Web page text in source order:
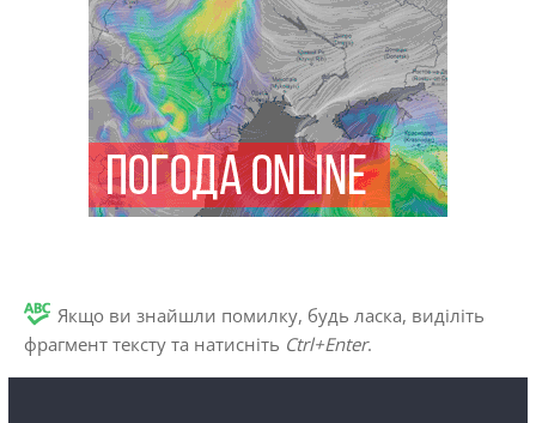
Якщо ви знайшли помилку, будь ласка, виділіть
фрагмент тексту та натисніть Ctrl+Enter.